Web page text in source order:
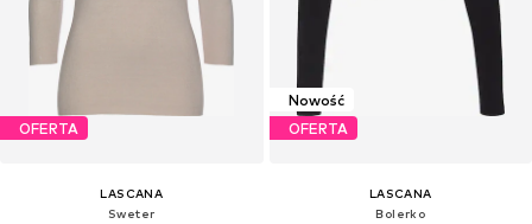
OFERTA
LASCANA
Sweter
Nowość
OFERTA
LASCANA
Bolerko